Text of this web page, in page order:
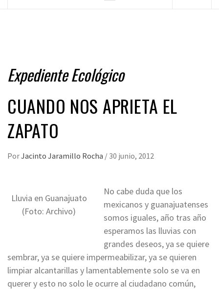
Expediente Ecológico
CUANDO NOS APRIETA EL
ZAPATO
PorJacinto Jaramillo Rocha / 30 junio, 2012
Lluvia en Guanajuato
(Foto: Archivo)
No cabe duda que los
mexicanos y guanajuatenses
somos iguales, año tras año
esperamos las lluvias con
grandes deseos, ya se quiere
sembrar, ya se quiere impermeabilizar, ya se quieren
limpiar alcantarillas y lamentablemente solo se va en
querer y esto no solo le ocurre al ciudadano común,